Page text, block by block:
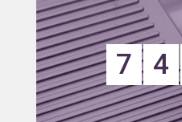
7 4